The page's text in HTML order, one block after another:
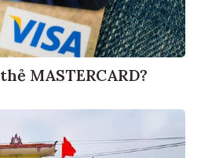
MASTERCARD?